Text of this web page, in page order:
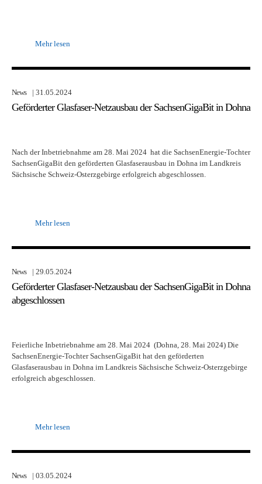
Mehr lesen
News | 31.05.2024
Geförderter Glasfaser-Netzausbau der SachsenGigaBit in Dohna
Nach der Inbetriebnahme am 28. Mai 2024 hat die SachsenEnergie-Tochter
SachsenGigaBit den geförderten Glasfaserausbau in Dohna im Landkreis
Sächsische Schweiz-Osterzgebirge erfolgreich abgeschlossen.
Mehr lesen
News | 29.05.2024
Geförderter Glasfaser-Netzausbau der SachsenGigaBit in Dohna
abgeschlossen
Feierliche Inbetriebnahme am 28. Mai 2024 (Dohna, 28. Mai 2024) Die
SachsenEnergie-Tochter SachsenGigaBit hat den geförderten
Glasfaserausbau in Dohna im Landkreis Sächsische Schweiz-Osterzgebirge
erfolgreich abgeschlossen.
Mehr lesen
News | 03.05.2024